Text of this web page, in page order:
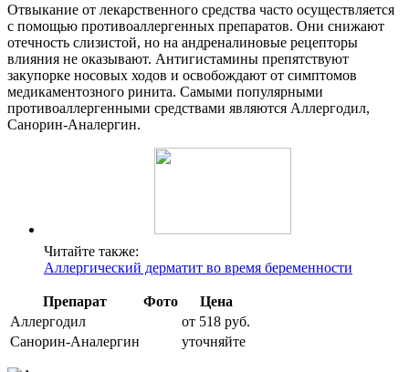
Отвыкание от лекарственного средства часто осуществляется
с помощью противоаллергенных препаратов. Они снижают
отечность слизистой, но на андреналиновые рецепторы
влияния не оказывают. Антигистамины препятствуют
закупорке носовых ходов и освобождают от симптомов
медикаментозного ринита. Самыми популярными
противоаллергенными средствами являются Аллергодил,
Санорин-Аналергин.
Читайте также:
Аллергический дерматит во время беременности
Препарат Фото
Цена
Аллергодил
от 518 руб.
Санорин-Аналергин
уточняйте